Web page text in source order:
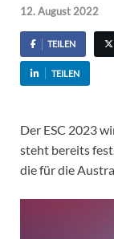
12. August 2022
TEILEN
TEILEN
Der ESC 2023
steht bereits
die für die